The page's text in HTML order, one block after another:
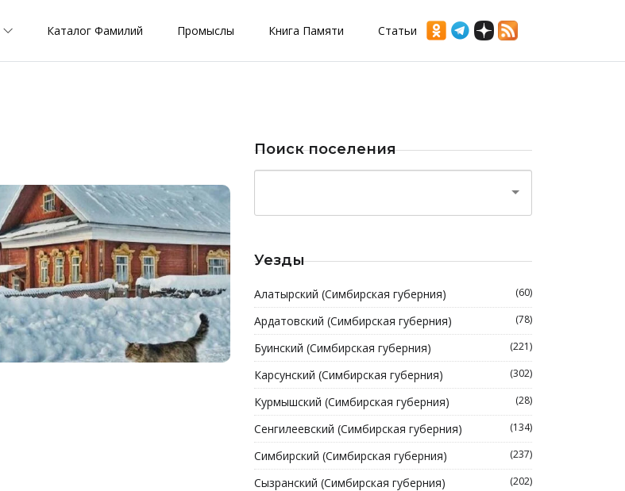
Каталог Фамилий Промыслы Книга Памяти Статьи
Поиск поселения
Уезды
Алатырский (Симбирская губерния) (60)
Ардатовский (Симбирская губерния) (78)
Буинский (Симбирская губерния) (221)
Карсунский (Симбирская губерния) (302)
Курмышский (Симбирская губерния) (28)
Сенгилеевский (Симбирская губерния) (134)
Симбирский (Симбирская губерния) (237)
Сызранский (Симбирская губерния) (202)